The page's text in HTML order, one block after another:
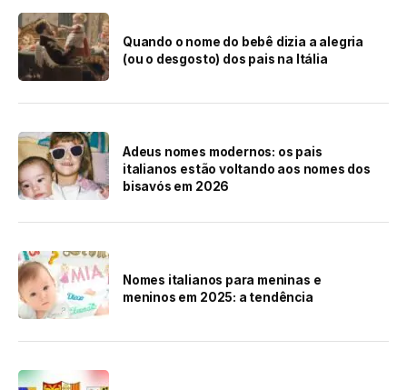
Quando o nome do bebê dizia a alegria
(ou o desgosto) dos pais na Itália
Adeus nomes modernos: os pais
italianos estão voltando aos nomes dos
bisavós em 2026
Nomes italianos para meninas e
meninos em 2025: a tendência